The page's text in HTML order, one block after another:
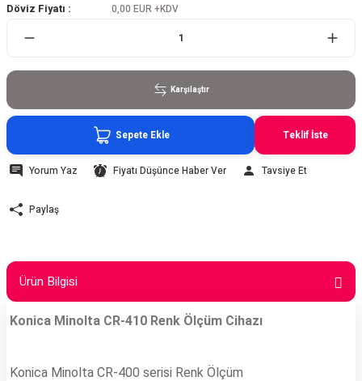
Döviz Fiyatı : 0,00 EUR +KDV
Karşılaştır
Sepete Ekle Teklif İste
Yorum Yaz Fiyatı Düşünce Haber Ver Tavsiye Et
Paylaş
Ürün Bilgisi
Konica Minolta CR-410 Renk Ölçüm Cihazı
Konica Minolta CR-400 serisi Renk Ölçüm